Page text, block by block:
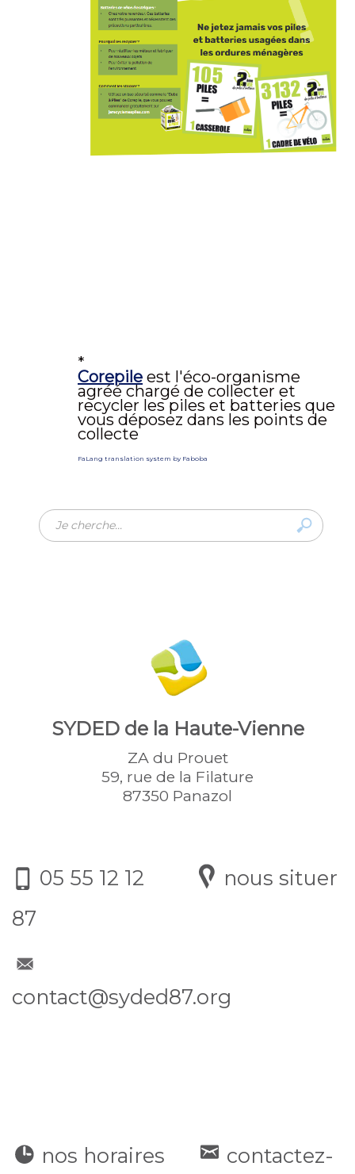
*
Corepile est l'éco-organisme
agréé chargé de collecter et
recycler les piles et batteries que
vous déposez dans les points de
collecte
FaLang translation system by Faboba
Rechercher
SYDED de la Haute-Vienne
ZA du Prouet
59, rue de la Filature
87350 Panazol
05 55 12 12
87
contact@syded87.org
nous situer
nos horaires contactez-